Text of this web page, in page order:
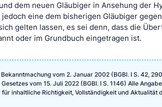
dem neuen Gläubiger in Ansehung der
eine dem bisherigen Gläubiger
gelten lassen, es sei denn, dass die
oder im Grundbuch eingetragen ist.
vom 2. Januar 2002 (BGBl. I S. 42,
vom 15. Juli 2022 (BGBl. I S. 1146) Alle
inhaltliche Richtigkeit, Vollständigkeit und Aktualität